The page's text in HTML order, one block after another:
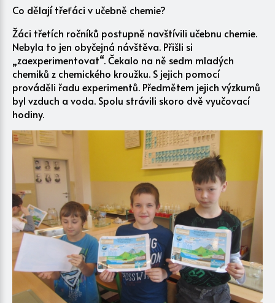
Co dělají třeťáci v učebně chemie?
Žáci třetích ročníků postupně navštívili učebnu chemie.
Nebyla to jen obyčejná návštěva. Přišli si
„zaexperimentovat“. Čekalo na ně sedm mladých
chemiků z chemického kroužku. S jejich pomocí
prováděli řadu experimentů. Předmětem jejich výzkumů
byl vzduch a voda. Spolu strávili skoro dvě vyučovací
hodiny.